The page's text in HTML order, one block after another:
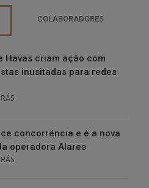
COLABORADORES
Havas criam ação com
inusitadas para redes
concorrência e é a nova
operadora Alares